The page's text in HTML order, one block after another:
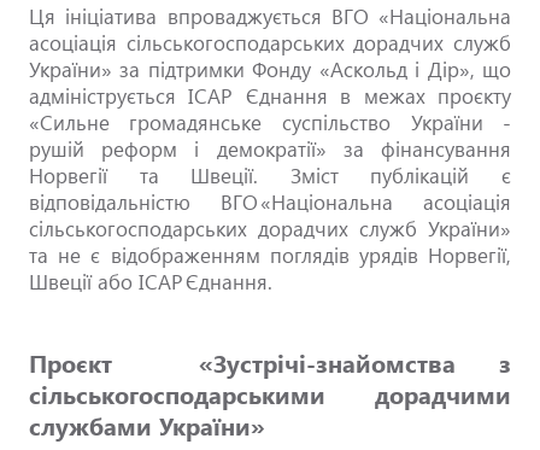
Ця ініціатива впроваджується ВГО «Національна
асоціація сільськогосподарських дорадчих служб
України» за підтримки Фонду «Аскольд і Дір», що
адмініструється ІСАР Єднання в межах проєкту
«Сильне громадянське суспільство України -
рушій реформ і демократії» за фінансування
Норвегії та Швеції. Зміст публікацій є
відповідальністю ВГО «Національна асоціація
сільськогосподарських дорадчих служб України»
та не є відображенням поглядів урядів Норвегії,
Швеції або ІСАР Єднання.
Проєкт «Зустрічі-знайомства з
сільськогосподарськими дорадчими
службами України»